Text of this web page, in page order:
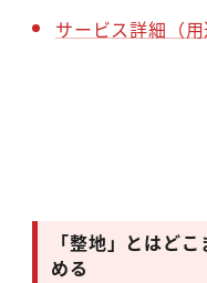
サービス詳細（用
「整地」とはど
める